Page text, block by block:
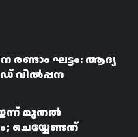
രണ്ടാം ഘട്ടം: ആദ്യ
വിൽപ്പന
മുതൽ
ചെയ്യേണ്ടത്